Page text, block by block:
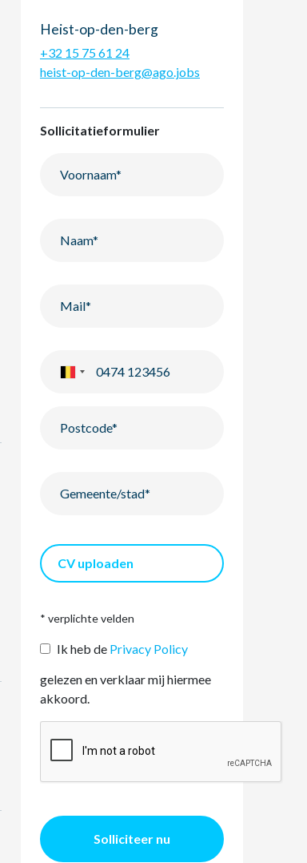
Heist-op-den-berg
+32 15 75 61 24
heist-op-den-berg@ago.jobs
Sollicitatieformulier
CV uploaden
* verplichte velden
Ik heb de Privacy Policy
gelezen en verklaar mij hiermee
akkoord.
Solliciteer nu